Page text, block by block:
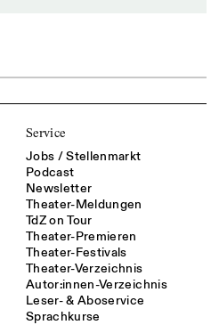
Service
Jobs / Stellenmarkt
Podcast
Newsletter
Theater-Meldungen
TdZ on Tour
Theater-Premieren
Theater-Festivals
Theater-Verzeichnis
Autor:innen-Verzeichnis
Leser- & Aboservice
Sprachkurse